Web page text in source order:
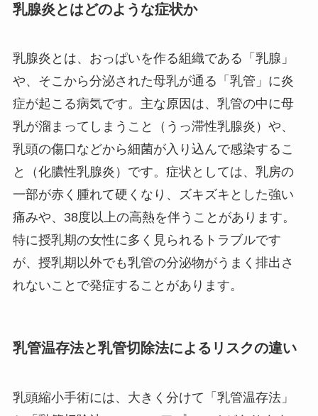
乳腺炎とはどのような症状か
乳腺炎とは、おっぱいを作る組織である「乳腺」
や、そこから分泌された母乳が通る「乳管」に炎
症が起こる病気です。主な原因は、乳管の中に母
乳が溜まってしまうこと（うっ滞性乳腺炎）や、
乳頭の傷口などから細菌が入り込んで感染するこ
と（化膿性乳腺炎）です。症状としては、乳房の
一部が赤く腫れて硬くなり、ズキズキとした強い
痛みや、38度以上の高熱を伴うことがあります。
特に授乳期の女性に多く見られるトラブルです
が、授乳期以外でも乳管の分泌物がうまく排出さ
れないことで発症することがあります。
乳管温存法と乳管切除法によるリスクの違い
乳頭縮小手術には、大きく分けて「乳管温存法」